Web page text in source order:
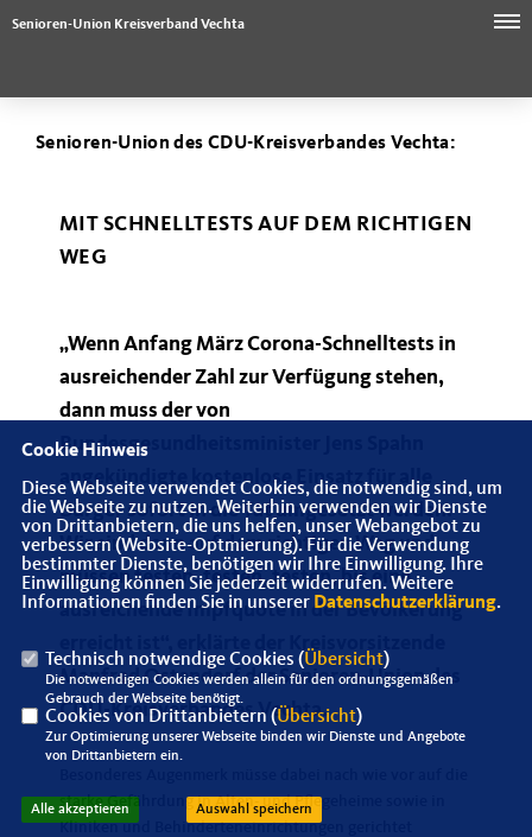
Senioren-Union Kreisverband Vechta
Senioren-Union des CDU-Kreisverbandes Vechta:
MIT SCHNELLTESTS AUF DEM RICHTIGEN
WEG
Wenn Anfang März Corona-Schnelltests in
ausreichender Zahl zur Verfügung stehen,
dann muss der von
Bundesgesundheitsminister Jens Spahn
angekündigte kostenlose Einsatz für alle
Bürger sofort in die Tat umgesetzt werden.
Wir sind dann auf dem richtigen Weg und
müssen testen, testen, testen, bis eine
ausreichende Impfquote in der Bevölkerung
erreicht ist“, erklärte der Kreisvorsitzende
Manfred Ostendorf der Senioren-Union des
CDU-Kreisverbandes Vechta.
starke Gefährdung in Alten- und Pflegeheime sowie in
Kliniken und Behinderteneinrichtungen gerichtet
Cookie Hinweis
Diese Webseite verwendet Cookies, die notwendig sind, um
die Webseite zu nutzen. Weiterhin verwenden wir Dienste
von Drittanbietern, die uns helfen, unser Webangebot zu
verbessern (Website-Optmierung). Für die Verwendung
bestimmter Dienste, benötigen wir Ihre Einwilligung. Ihre
Einwilligung können Sie jederzeit widerrufen. Weitere
Informationen finden Sie in unserer Datenschutzerklärung.
Technisch notwendige Cookies (Übersicht)
Die notwendigen Cookies werden allein für den ordnungsgemäßen
Gebrauch der Webseite benötigt.
Cookies von Drittanbietern (Übersicht)
Zur Optimierung unserer Webseite binden wir Dienste und Angebote
von Drittanbietern ein.
Alle akzeptieren Auswahl speichern